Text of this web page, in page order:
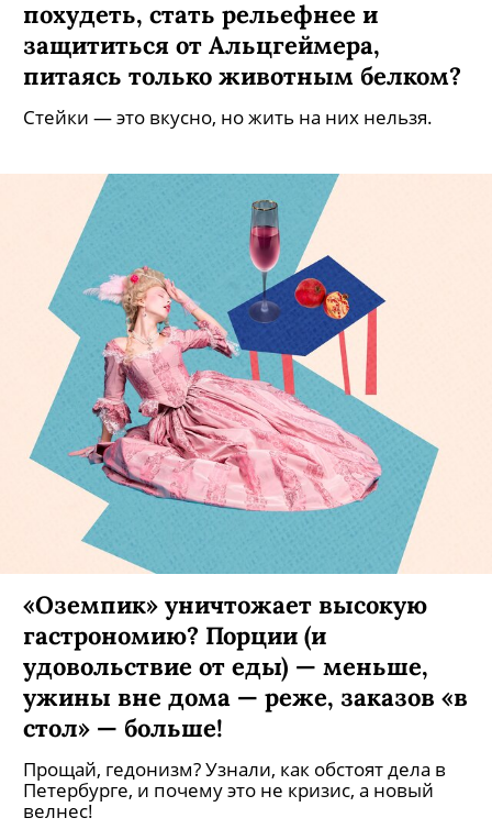
Карнивор-диета: можно ли
похудеть, стать рельефнее и
защититься от Альцгеймера,
Стейки — это вкусно, но жить на них нельзя.
«Оземпик» уничтожает высокую
гастрономию? Порции (и
удовольствие от еды) — меньше,
ужины вне дома — реже, заказов «в
стол» — больше!